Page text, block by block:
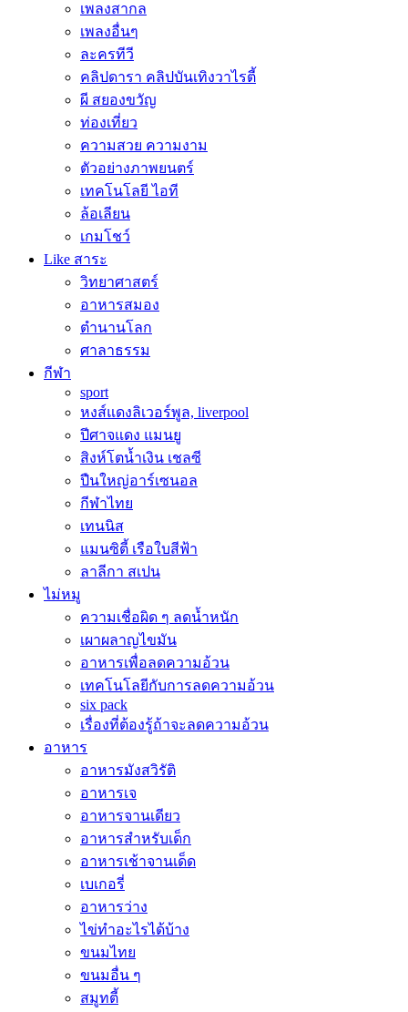
เพลงสากล
เพลงอื่นๆ
ละครทีวี
คลิปดารา คลิปบันเทิงวาไรตี้
ผี สยองขวัญ
ท่องเที่ยว
ความสวย ความงาม
ตัวอย่างภาพยนตร์
เทคโนโลยี ไอที
ล้อเลียน
เกมโชว์
Like สาระ
วิทยาศาสตร์
อาหารสมอง
ตำนานโลก
ศาลาธรรม
กีฬา
sport
หงส์แดงลิเวอร์พูล, liverpool
ปีศาจแดง แมนยู
สิงห์โตน้ำเงิน เชลซี
ปืนใหญ่อาร์เซนอล
กีฬาไทย
เทนนิส
แมนซิตี้ เรือใบสีฟ้า
ลาลีกา สเปน
ไม่หมู
ความเชื่อผิด ๆ ลดน้ำหนัก
เผาผลาญไขมัน
อาหารเพื่อลดความอ้วน
เทคโนโลยีกับการลดความอ้วน
six pack
เรื่องที่ต้องรู้ถ้าจะลดความอ้วน
อาหาร
อาหารมังสวิรัติ
อาหารเจ
อาหารจานเดียว
อาหารสำหรับเด็ก
อาหารเช้าจานเด็ด
เบเกอรี่
อาหารว่าง
ไข่ทำอะไรได้บ้าง
ขนมไทย
ขนมอื่น ๆ
สมูทตี้